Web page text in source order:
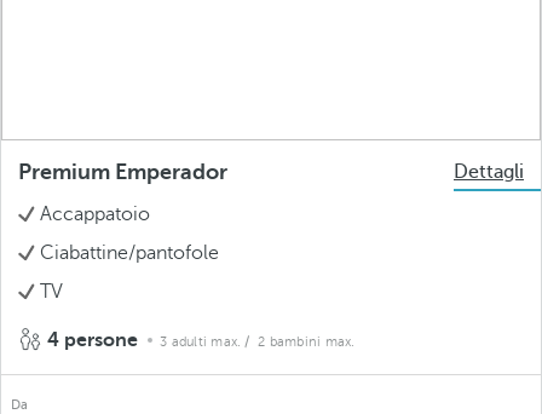
Premium Emperador
Dettagli
Accappatoio
Ciabattine/pantofole
TV
4 persone 3 adulti max. / 2 bambini max.
Da